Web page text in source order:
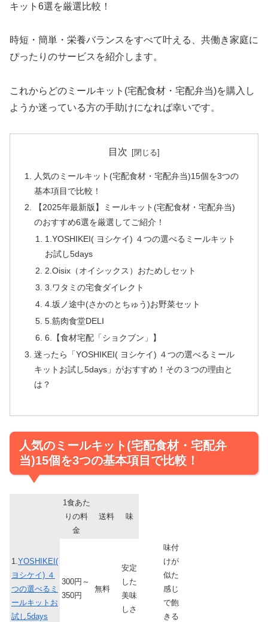
キット6選を厳選比較！
時短・簡単・栄養バランスをすべて叶える、共働き家庭に
ぴったりのサービスを紹介します。
これからどのミールキット(宅配食材・宅配弁当)を購入し
ようか迷っている方の手助けになれば幸いです。
目次
人気のミールキット(宅配食材・宅配弁当)15個を3つの
基本項目で比較！
【2025年最新版】ミールキット(宅配食材・宅配弁当)
のおすすめ6選を厳選してご紹介！
1.YOSHIKEI( ヨシケイ) ４つの選べるミールキット
お試し5days
2.Oisix（オイシックス）おためしセット
3.ワタミの宅食ダイレクト
4.坂ノ途中(さかのとちゅう)お野菜セット
5.筋肉食堂DELI
6.【食材宅配「ショクブン」】
迷ったら「YOSHIKEI( ヨシケイ) ４つの選べるミール
キットお試し5days」がおすすめ！その３つの理由と
は？
人気のミールキット(宅配食材・宅配弁
当)15個を3つの基本項目で比較！
1食あた
りの料
金
送料 味
1.YOSHIKEI(
ヨシケイ) ４
つの選べるミ
ールキットお
試し5days
300円～
350円
無料
安定
した
美味
しさ
味付
けが
似た
感じ
で飽
きる